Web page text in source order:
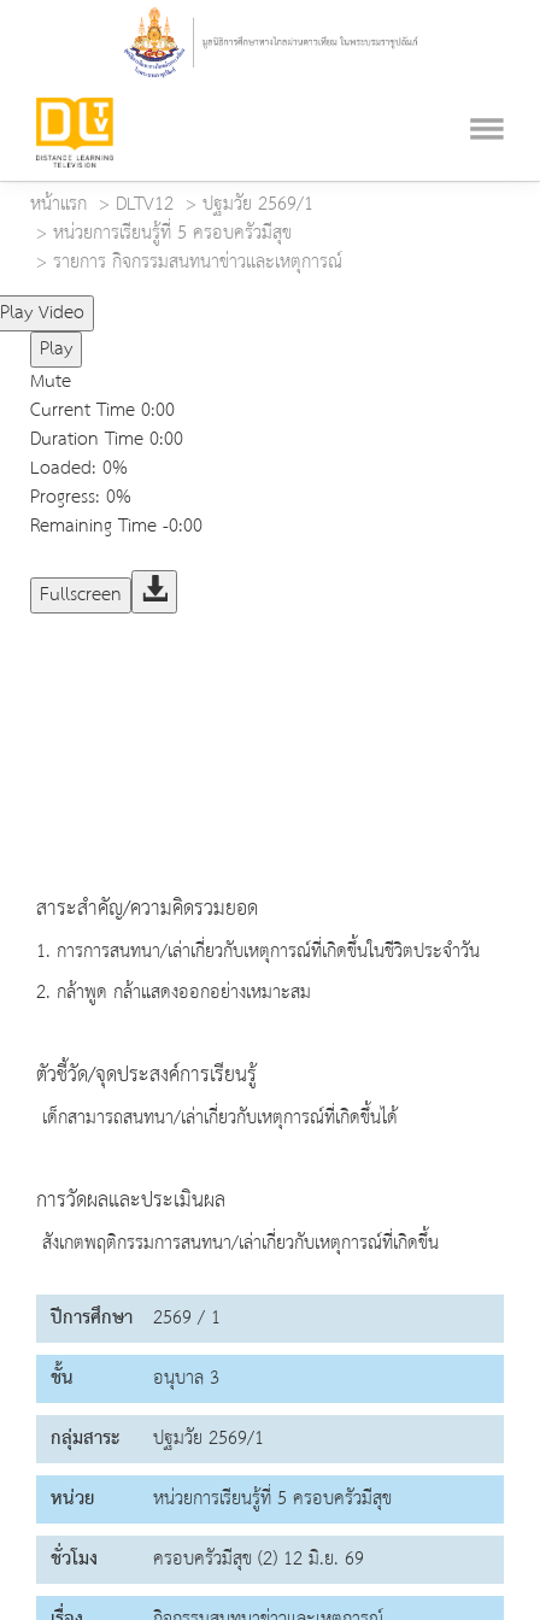
หน้าแรก DLTV12
ปฐมวัย 2569/1
หน่วยการเรียนรู้ที่ 5 ครอบครัวมีสุข
รายการ กิจกรรมสนทนาข่าวและเหตุการณ์
Play Video
Play
Mute
Current Time0:00
Duration Time0:00
Loaded: 0%
Progress: 0%
Remaining Time-0:00
Fullscreen
สาระสำคัญ/ความคิดรวมยอด
1. การการสนทนา/เล่าเกี่ยวกับเหตุการณ์ที่เกิดขึ้นในชีวิตประจำวัน
2. กล้าพูด กล้าแสดงออกอย่างเหมาะสม
ตัวชี้วัด/จุดประสงค์การเรียนรู้
เด็กสามารถสนทนา/เล่าเกี่ยวกับเหตุการณ์ที่เกิดขึ้นได้
การวัดผลและประเมินผล
สังเกตพฤติกรรมการสนทนา/เล่าเกี่ยวกับเหตุการณ์ที่เกิดขึ้น
ปีการศึกษา 2569 / 1
ชั้น
อนุบาล 3
กลุ่มสาระ
ปฐมวัย 2569/1
หน่วย
หน่วยการเรียนรู้ที่ 5 ครอบครัวมีสุข
ชั่วโมง
ครอบครัวมีสุข (2) 12 มิ.ย. 69